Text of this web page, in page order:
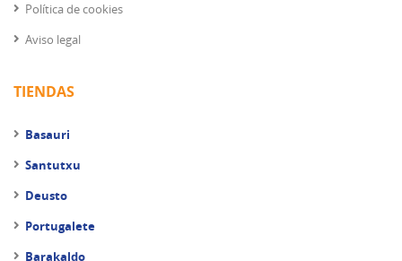
Política de cookies
Aviso legal
TIENDAS
Basauri
Santutxu
Deusto
Portugalete
Barakaldo